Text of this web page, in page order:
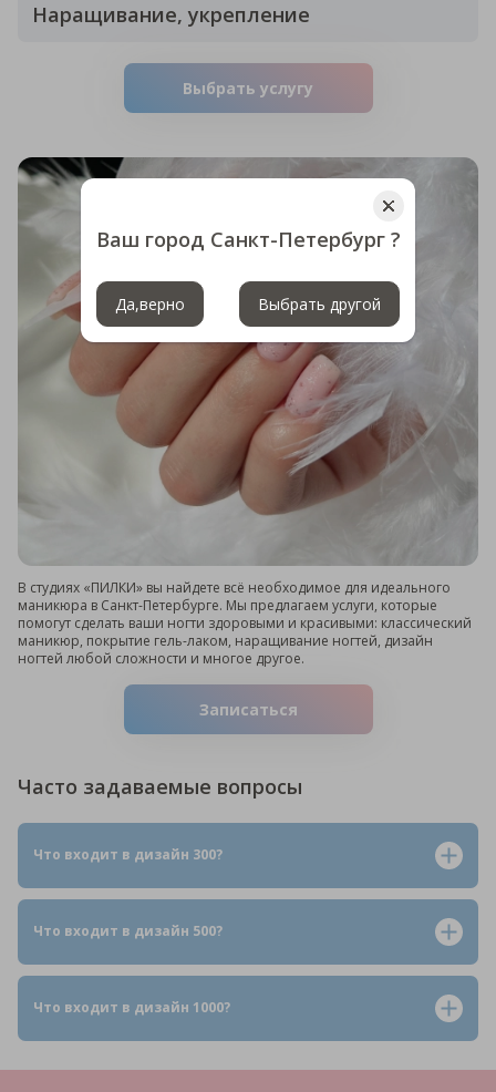
Наращивание, укрепление
Выбрать услугу
В студиях «ПИЛКИ» вы найдете всё необходимое для идеального
маникюра в Санкт-Петербурге. Мы предлагаем услуги, которые
помогут сделать ваши ногти здоровыми и красивыми: классический
маникюр, покрытие гель-лаком, наращивание ногтей, дизайн
ногтей любой сложности и многое другое.
Записаться
Часто задаваемые вопросы
Что входит в дизайн 300?
Что входит в дизайн 500?
Что входит в дизайн 1000?
Ваш город Санкт-Петербург ?
Да,верно Выбрать другой